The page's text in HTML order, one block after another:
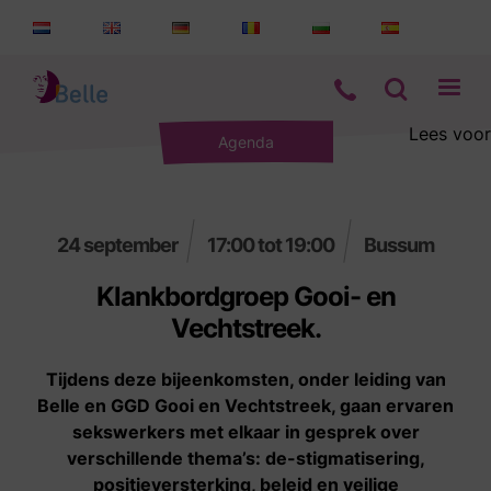
Lees voor
Wie zijn wij
Agenda
24 september 17:00 tot 19:00 Bussum
Klankbordgroep Gooi- en
Vechtstreek.
Tijdens deze bijeenkomsten, onder leiding van
Belle en GGD Gooi en Vechtstreek, gaan ervaren
sekswerkers met elkaar in gesprek over
verschillende thema’s: de-stigmatisering,
positieversterking, beleid en veilige